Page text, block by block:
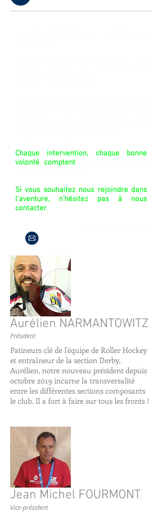
Chaque intervention, chaque bonne
volonté comptentet font du club ce
Si vous souhaitez nous rejoindre dans
l'aventure, n'hésitez pas à nous
contacter.
Aurélien NARMANTOWITZ
Président
Patineurs clé de l'équipe de Roller Hockey
et entraîneur de la section Derby,
Aurélien, notre nouveau président depuis
octobre 2019 incarne la transversalité
entre les différentes sections composants
le club. Il a fort à faire sur tous les fronts !
Jean Michel FOURMONT
Vice-président